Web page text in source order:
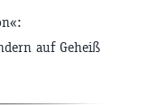
auf Geheiß